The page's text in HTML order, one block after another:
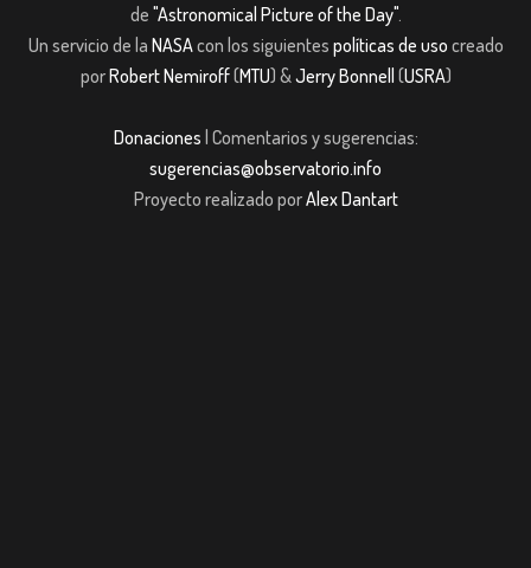
de "Astronomical Picture of the Day".
Un servicio de la NASAcon los siguientes políticas de uso creado
porRobert Nemiroff(MTU) &Jerry Bonnell (USRA)
Donaciones | Comentarios y sugerencias:
sugerencias@observatorio.info
Proyecto realizado porAlex Dantart